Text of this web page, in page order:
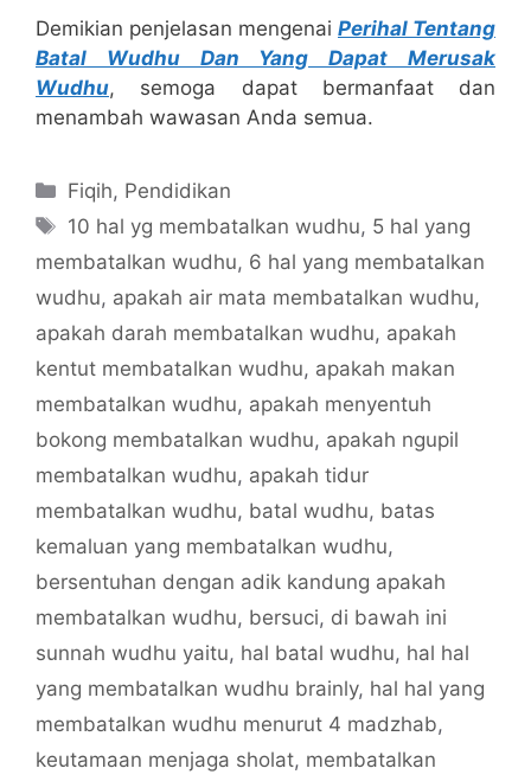
Demikian penjelasan mengenai Perihal Tentang
Batal Wudhu Dan Yang Dapat Merusak
Wudhu, semoga dapat bermanfaat dan
menambah wawasan Anda semua.
Categories
Fiqih, Pendidikan
Tags
10 hal yg membatalkan wudhu, 5 hal yang
membatalkan wudhu, 6 hal yang membatalkan
wudhu, apakah air mata membatalkan wudhu,
apakah darah membatalkan wudhu, apakah
kentut membatalkan wudhu, apakah makan
membatalkan wudhu, apakah menyentuh
bokong membatalkan wudhu, apakah ngupil
membatalkan wudhu, apakah tidur
membatalkan wudhu, batal wudhu, batas
kemaluan yang membatalkan wudhu,
bersentuhan dengan adik kandung apakah
membatalkan wudhu, bersuci, di bawah ini
sunnah wudhu yaitu, hal batal wudhu, hal hal
yang membatalkan wudhu brainly, hal hal yang
membatalkan wudhu menurut 4 madzhab,
keutamaan menjaga sholat, membatalkan